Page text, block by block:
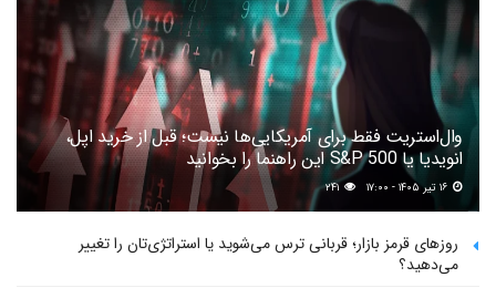
وال‌استریت فقط برای آمریکایی‌ها نیست؛ قبل از خرید اپل،
انویدیا یا S&P 500 این راهنما را بخوانید
۲۴۱
روزهای قرمز بازار؛ قربانی ترس می‌شوید یا استراتژی‌تان را تغییر
می‌دهید؟